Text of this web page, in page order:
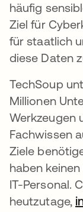
häufig
Ziel für
für staatlich
diese Daten
TechSoup
Millionen
Werkzeugen
Fachwissen
Ziele
haben
IT-Personal.
heutzutage,